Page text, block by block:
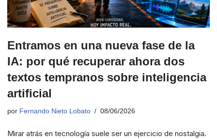
Entramos en una nueva fase de la
IA: por qué recuperar ahora dos
textos tempranos sobre inteligencia
artificial
por Fernando Nieto Lobato 08/06/2026
Mirar atrás en tecnología suele ser un ejercicio de nostalgia.